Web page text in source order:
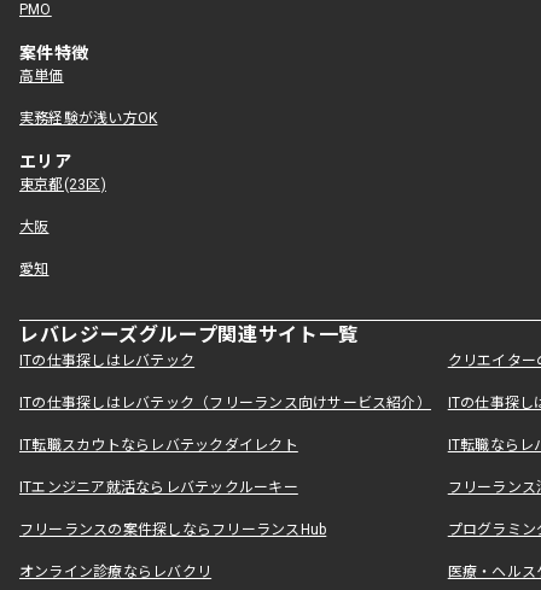
PMO
案件特徴
高単価
実務経験が浅い方OK
エリア
東京都(23区)
大阪
愛知
レバレジーズグループ関連サイト一覧
ITの仕事探しはレバテック クリエイタ
ITの仕事探しはレバテック（フリーランス向けサービス紹介） ITの仕事探
IT転職スカウトならレバテックダイレクト IT転職なら
ITエンジニア就活ならレバテックルーキー フリーラン
フリーランスの案件探しならフリーランスHub プログラミ
オンライン診療ならレバクリ 医療・ヘル